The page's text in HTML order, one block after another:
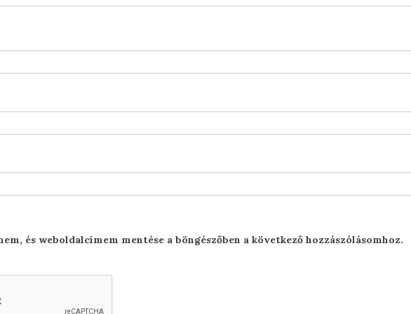
és weboldalcímem mentése a böngészőben a következő hozzászólásomhoz.